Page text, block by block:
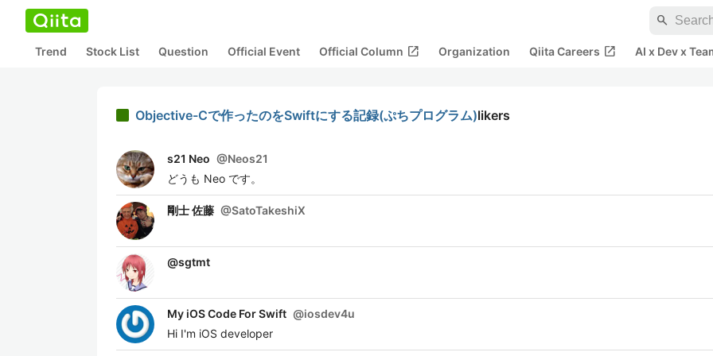
search
Trend Stock List Question Official Event Official Column open_in_new Organization Qiita Careers open_in_new AI x Dev x
Objective-Cで作ったのをSwiftにする記録(ぷちプログラム)likers
s21 Neo @Neos21
どうも Neo です。
剛士 佐藤 @SatoTakeshiX
@sgtmt
My iOS Code For Swift @iosdev4u
Hi I'm iOS developer